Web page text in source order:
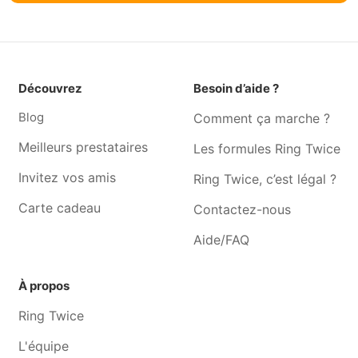
Toilettage pour chien
Toilettage pour chien
Toilettage pour chien Mont-
saint-guibert
Toilettage pour chien Uccle
Toilettage pour chien
Woluwe-saint-pierre
Toilettage pour chien Ixelles
Toilettage pour chien
Etterbeek
Woluwe-saint-lambert
Bruxelles
Découvrez
Blog
Meilleurs prestataires
Invitez vos amis
Carte cadeau
Besoin d’aide ?
Comment ça marche ?
Les formules Ring Twice
Ring Twice, c’est légal ?
Contactez-nous
Aide/FAQ
À propos
Ring Twice
L'équipe